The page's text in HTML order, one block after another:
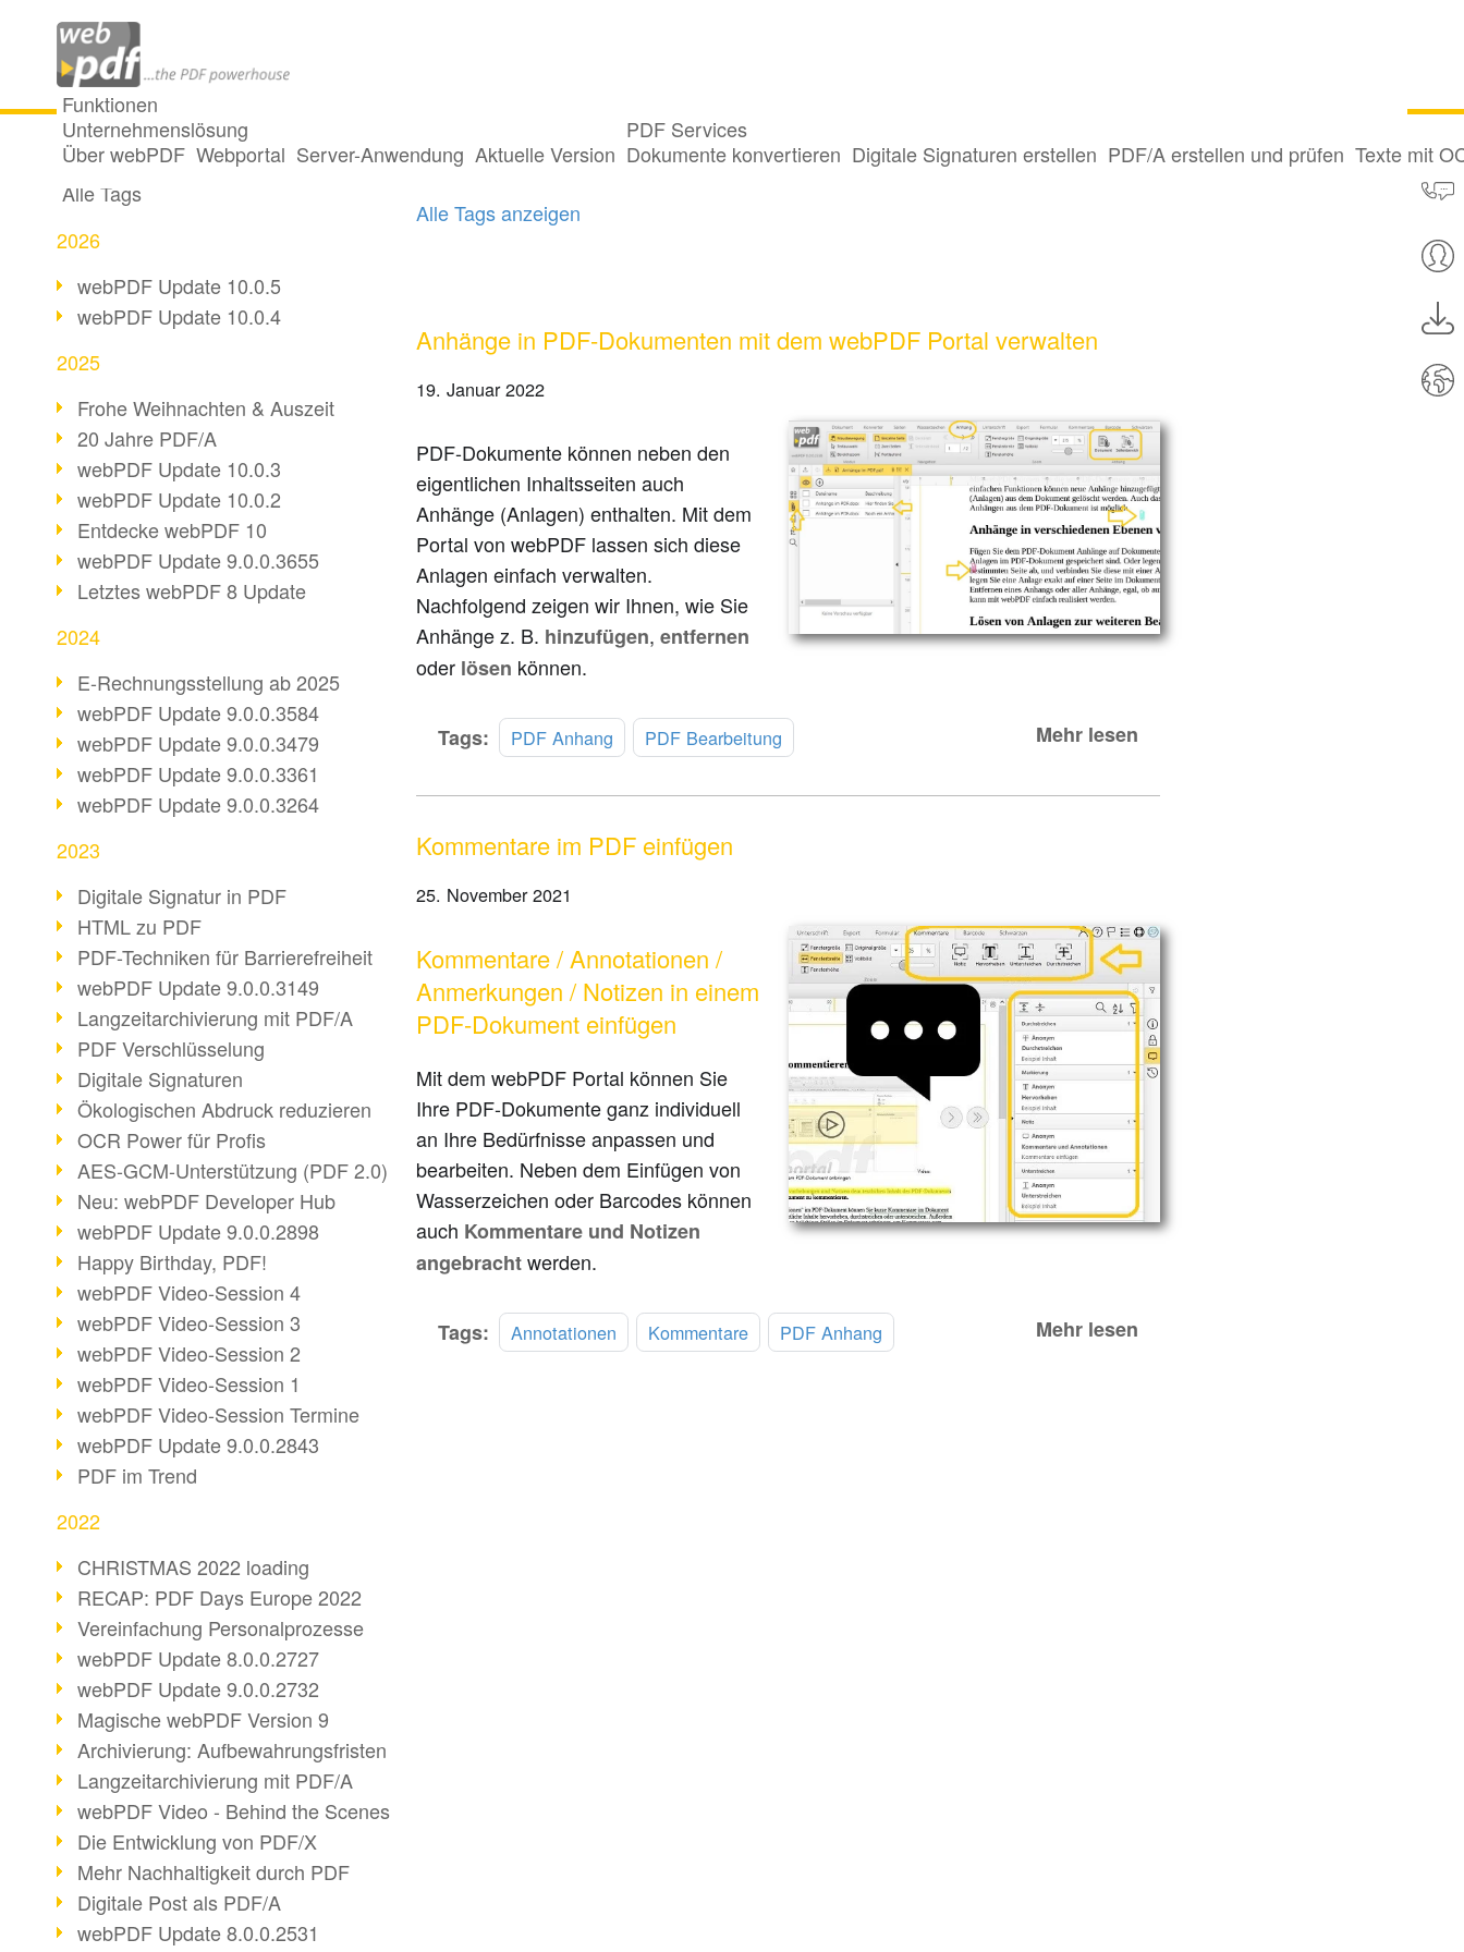
Funktionen
Unternehmenslösung
Über webPDF Webportal Server-Anwendung Aktuelle Version
PDF Services
Dokumente konvertieren Digitale Signaturen erstellen PDF/A erstellen und prüfen Texte mit
Alle Beiträge
Alle Tags
2026
webPDF Update 10.0.5
webPDF Update 10.0.4
2025
Frohe Weihnachten & Auszeit
20 Jahre PDF/A
webPDF Update 10.0.3
webPDF Update 10.0.2
Entdecke webPDF 10
webPDF Update 9.0.0.3655
Letztes webPDF 8 Update
2024
E-Rechnungsstellung ab 2025
webPDF Update 9.0.0.3584
webPDF Update 9.0.0.3479
webPDF Update 9.0.0.3361
webPDF Update 9.0.0.3264
2023
Digitale Signatur in PDF
HTML zu PDF
PDF-Techniken für Barrierefreiheit
webPDF Update 9.0.0.3149
Langzeitarchivierung mit PDF/A
PDF Verschlüsselung
Digitale Signaturen
Ökologischen Abdruck reduzieren
OCR Power für Profis
AES-GCM-Unterstützung (PDF 2.0)
Neu: webPDF Developer Hub
webPDF Update 9.0.0.2898
Happy Birthday, PDF!
webPDF Video-Session 4
webPDF Video-Session 3
webPDF Video-Session 2
webPDF Video-Session 1
webPDF Video-Session Termine
webPDF Update 9.0.0.2843
PDF im Trend
2022
CHRISTMAS 2022 loading
RECAP: PDF Days Europe 2022
Vereinfachung Personalprozesse
webPDF Update 8.0.0.2727
webPDF Update 9.0.0.2732
Magische webPDF Version 9
Archivierung: Aufbewahrungsfristen
Langzeitarchivierung mit PDF/A
webPDF Video - Behind the Scenes
Die Entwicklung von PDF/X
Mehr Nachhaltigkeit durch PDF
Digitale Post als PDF/A
webPDF Update 8.0.0.2531
2 Posts getaggt mit "PDF Anhang"
Alle Tags anzeigen
Anhänge in PDF-Dokumenten mit dem webPDF Portal verwalten
19. Januar 2022
PDF-Dokumente können neben den
eigentlichen Inhaltsseiten auch
Anhänge (Anlagen) enthalten. Mit dem
Portal von webPDF lassen sich diese
Anlagen einfach verwalten.
Nachfolgend zeigen wir Ihnen, wie Sie
Anhänge z. B. hinzufügen, entfernen
oder lösen können.
Tags: PDF Anhang PDF Bearbeitung Mehr lesen
Kommentare im PDF einfügen
25. November 2021
Kommentare / Annotationen /
Anmerkungen / Notizen in einem
PDF-Dokument einfügen
Mit dem webPDF Portal können Sie
Ihre PDF-Dokumente ganz individuell
an Ihre Bedürfnisse anpassen und
bearbeiten. Neben dem Einfügen von
Wasserzeichen oder Barcodes können
auch Kommentare und Notizen
angebrachtwerden.
Tags: Annotationen Kommentare PDF Anhang Mehr lesen